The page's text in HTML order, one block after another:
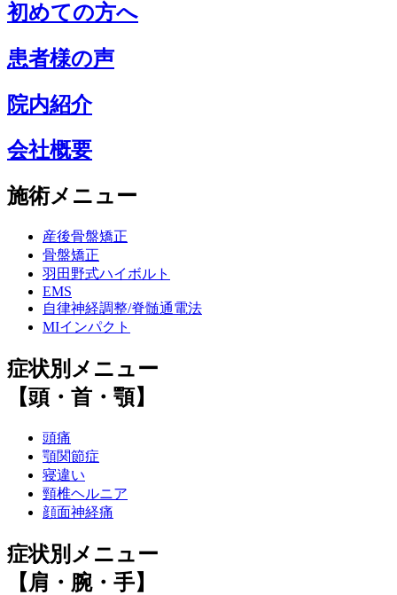
初めての方へ
患者様の声
院内紹介
会社概要
施術メニュー
産後骨盤矯正
骨盤矯正
羽田野式ハイボルト
EMS
自律神経調整/脊髄通電法
MIインパクト
症状別メニュー
【頭・首・顎】
頭痛
顎関節症
寝違い
頸椎ヘルニア
顔面神経痛
症状別メニュー
【肩・腕・手】